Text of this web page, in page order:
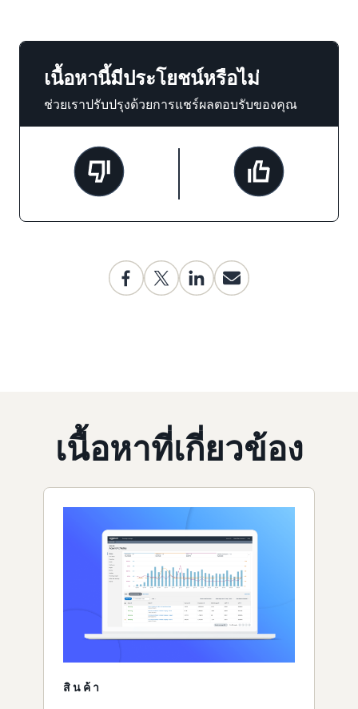
เนื้อหานี้มีประโยชน์หรือไม่
ช่วยเราปรับปรุงด้วยการแชร์ผลตอบรับของคุณ
เนื้อหาที่เกี่ยวข้อง
สินค้า